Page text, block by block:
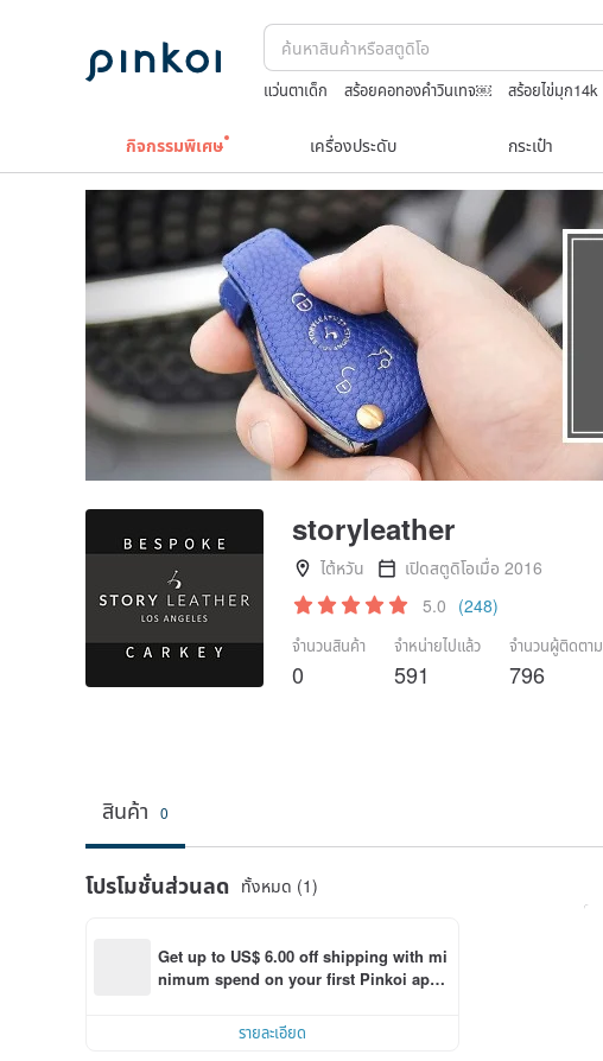
แว่นตาเด็ก สร้อยคอทองคำวินเทจ￼ สร้อยไข่มุก14k
กิจกรรมพิเศษ เครื่องประดับ กระเป๋า
storyleather
ไต้หวัน
เปิดสตูดิโอเมื่อ 2016
5.0 (248)
จำนวนสินค้า
0
จำหน่ายไปแล้ว
591
จำนวนผู้ติดตาม
796
สินค้า 0
โปรโมชั่นส่วนลด ทั้งหมด (1)
Get up to US$ 6.00 off shipping with mi
nimum spend on your first Pinkoi app
รายละเอียด